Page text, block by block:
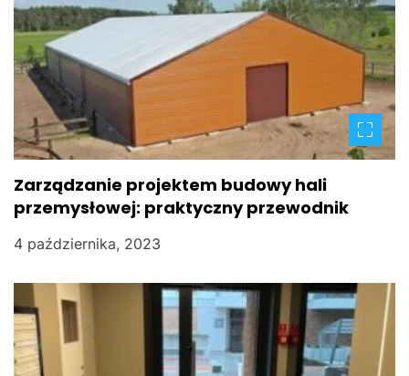
Zarządzanie projektem budowy hali
przemysłowej: praktyczny przewodnik
4 października, 2023